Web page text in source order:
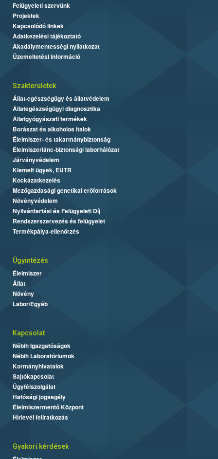
Felügyeleti szervünk
Projektek
Kapcsolódó linkek
Adatkezelési tájékoztató
Akadálymentességi nyilatkozat
Üzemeltetési információ
Szakterületek
Állat-egészségügy és állatvédelem
Állategészségügyi diagnosztika
Állatgyógyászati termékek
Borászat és alkoholos italok
Élelmiszer- és takarmánybiztonság
Élelmiszerlánc-biztonsági laborhálózat
Járványvédelem
Kiemelt ügyek, EUTR
Kockázatkezelés
Mezőgazdasági genetikai erőforrások
Növényvédelem
Nyilvántartási és Felügyeleti Díj
Rendszerszervezés és felügyelet
Termékpálya-ellenőrzés
Ügyintézés
Élelmiszer
Állat
Növény
Labor/Egyéb
Kapcsolat
Nébih Igazgatóságok
Nébih Laboratóriumok
Kormányhivatalok
Sajtókapcsolat
Ügyfélszolgálat
Hatósági jogsegély
Élelmiszermentő Központ
Hírlevél feliratkozás
Gyakori kérdések